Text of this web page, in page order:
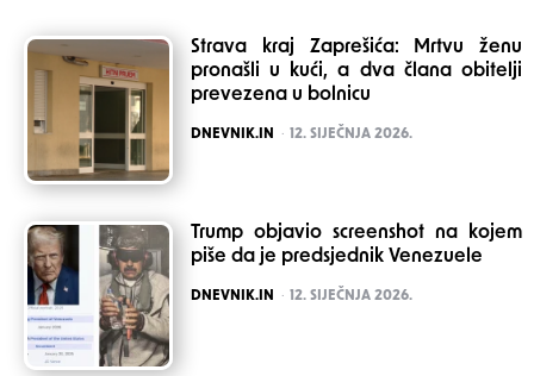
Strava kraj Zaprešića: Mrtvu ženu
pronašli u kući, a dva člana obitelji
prevezena u bolnicu
POSTED
DNEVNIK.IN 12. SIJEČNJA 2026.
Trump objavio screenshot na kojem
piše da je predsjednik Venezuele
POSTED
DNEVNIK.IN 12. SIJEČNJA 2026.